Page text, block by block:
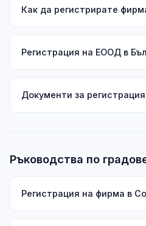
Как да регистрирате
Регистрация на ЕООД в
Документи за
Ръководства по
Регистрация на фирма в